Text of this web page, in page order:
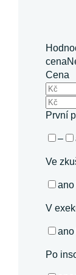
cena
Cena
První
–
Ve
ano
V
ano
Po